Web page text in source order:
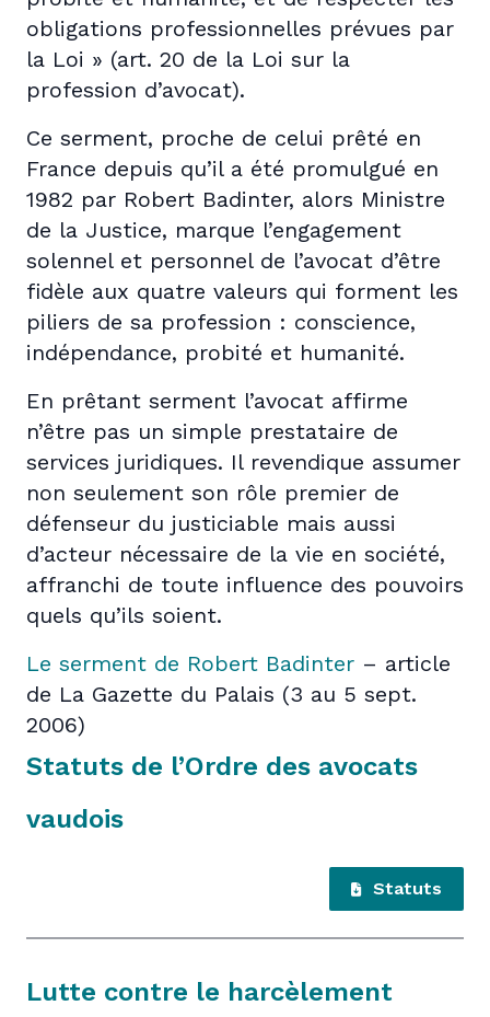
obligations professionnelles prévues par
la Loi » (art. 20 de la Loi sur la
profession d’avocat).
Ce serment, proche de celui prêté en
France depuis qu’il a été promulgué en
1982 par Robert Badinter, alors Ministre
de la Justice, marque l’engagement
solennel et personnel de l’avocat d’être
fidèle aux quatre valeurs qui forment les
piliers de sa profession : conscience,
indépendance, probité et humanité.
En prêtant serment l’avocat affirme
n’être pas un simple prestataire de
services juridiques. Il revendique assumer
non seulement son rôle premier de
défenseur du justiciable mais aussi
d’acteur nécessaire de la vie en société,
affranchi de toute influence des pouvoirs
quels qu’ils soient.
Le serment de Robert Badinter – article
de La Gazette du Palais (3 au 5 sept.
2006)
Statuts de l’Ordre des avocats
vaudois
Statuts
Lutte contre le harcèlement